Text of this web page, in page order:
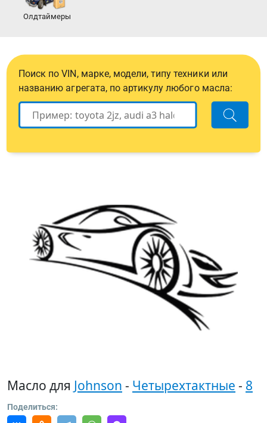
Олдтаймеры
Поиск по VIN, марке, модели, типу техники или
названию агрегата, по артикулу любого масла:
Масло для Johnson - Четырехтактные - 8
Поделиться: